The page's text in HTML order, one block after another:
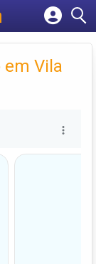
Vila